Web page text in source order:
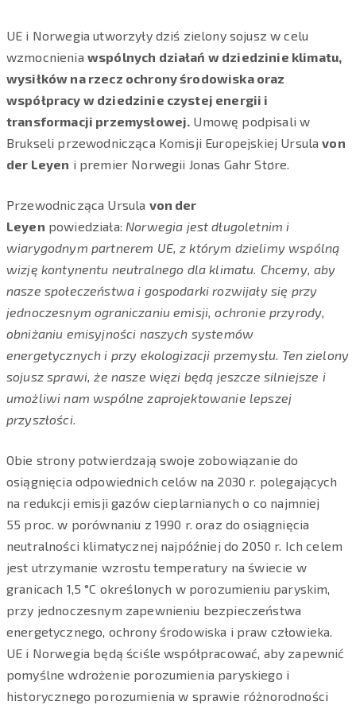
UE i Norwegia utworzyły dziś zielony sojusz w celu
wzmocnienia wspólnych działań w dziedzinie klimatu,
wysiłków na rzecz ochrony środowiska oraz
współpracy w dziedzinie czystej energii i
transformacji przemysłowej. Umowę podpisali w
Brukseli przewodnicząca Komisji Europejskiej Ursulavon
der Leyen i premier Norwegii Jonas Gahr Støre.
Przewodnicząca Ursula von der
Leyen powiedziała: Norwegia jest długoletnim i
wiarygodnym partnerem UE, z którym dzielimy wspólną
wizję kontynentu neutralnego dla klimatu. Chcemy, aby
nasze społeczeństwa i gospodarki rozwijały się przy
jednoczesnym ograniczaniu emisji, ochronie przyrody,
obniżaniu emisyjności naszych systemów
energetycznych i przy ekologizacji przemysłu. Ten zielony
sojusz sprawi, że nasze więzi będą jeszcze silniejsze i
umożliwi nam wspólne zaprojektowanie lepszej
przyszłości.
Obie strony potwierdzają swoje zobowiązanie do
osiągnięcia odpowiednich celów na 2030 r. polegających
na redukcji emisji gazów cieplarnianych o co najmniej
55 proc. w porównaniu z 1990 r. oraz do osiągnięcia
neutralności klimatycznej najpóźniej do 2050 r. Ich celem
jest utrzymanie wzrostu temperatury na świecie w
granicach 1,5 °C określonych w porozumieniu paryskim,
przy jednoczesnym zapewnieniu bezpieczeństwa
energetycznego, ochrony środowiska i praw człowieka.
UE i Norwegia będą ściśle współpracować, aby zapewnić
pomyślne wdrożenie porozumienia paryskiego i
historycznego porozumienia w sprawie różnorodności